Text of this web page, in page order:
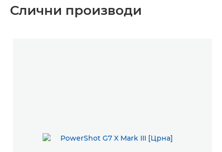
Слични производи